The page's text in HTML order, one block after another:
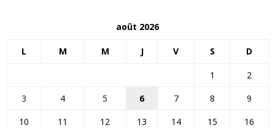
août 2026
L M M J V S D
1
2
3
4 5 6 7 8
9
10
11 12 13 14 15
16